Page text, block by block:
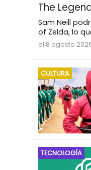
The
Sam Neill
of Zelda, lo
el 8 agosto
CULTURA
TECNOLOGÍA